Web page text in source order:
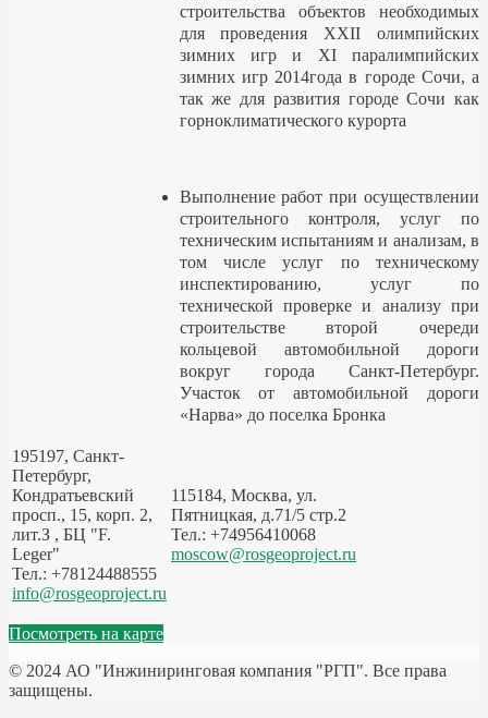
строительства объектов необходимых
для проведения XXII олимпийских
зимних игр и XI паралимпийских
зимних игр 2014года в городе Сочи, а
так же для развития городе Сочи как
горноклиматического курорта
Выполнение работ при осуществлении
строительного контроля, услуг по
техническим испытаниям и анализам, в
том числе услуг по техническому
инспектированию, услуг по
технической проверке и анализу при
строительстве второй очереди
кольцевой автомобильной дороги
вокруг города Санкт-Петербург.
Участок от автомобильной дороги
«Нарва» до поселка Бронка
195197, Санкт-
Петербург,
Кондратьевский
просп., 15, корп. 2,
лит.З , БЦ "F.
Leger"
Тел.: +78124488555
info@rosgeoproject.ru
115184, Москва, ул.
Пятницкая, д.71/5 стр.2
Тел.: +74956410068
moscow@rosgeoproject.ru
Посмотреть на карте
© 2024 АО "Инжиниринговая компания "РГП". Все права
защищены.